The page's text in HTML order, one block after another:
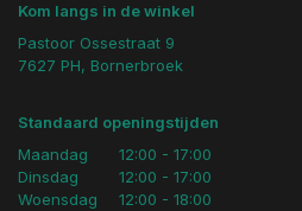
Kom langs in de winkel
Pastoor Ossestraat 9
7627 PH, Bornerbroek
Standaard openingstijden
Maandag
Dinsdag
Woensdag
12:00 - 17:00
12:00 - 17:00
12:00 - 18:00